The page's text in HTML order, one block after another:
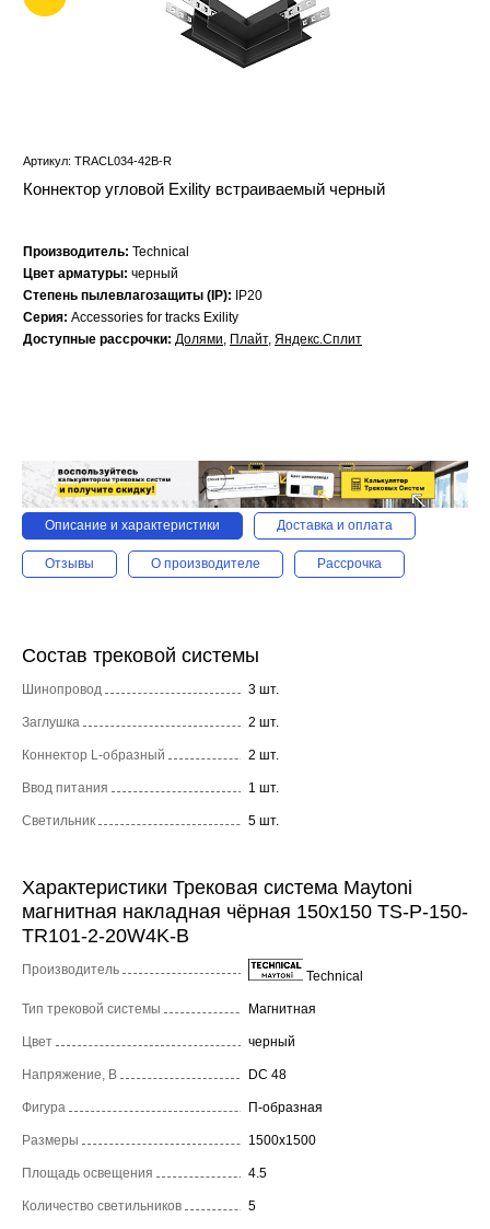
Артикул: TRACL034-42B-R
Коннектор угловой Exility встраиваемый черный
Производитель: Technical
Цвет арматуры: черный
Степень пылевлагозащиты (IP):
IP20
Серия: Accessories for tracks Exility
Доступные рассрочки: Долями, Плайт, Яндекс.Сплит
Описание и характеристики Доставка и оплата
Отзывы О производителе Рассрочка
Состав трековой системы
Шинопровод 3 шт.
Заглушка 2 шт.
Коннектор L-образный 2 шт.
Ввод питания 1 шт.
Светильник 5 шт.
Характеристики Трековая система Maytoni
магнитная накладная чёрная 150x150 TS-P-150-
TR101-2-20W4K-B
Производитель Technical
Тип трековой системы Магнитная
Цвет черный
Напряжение, В DC 48
Фигура П-образная
Размеры 1500x1500
Площадь освещения 4.5
Количество светильников 5